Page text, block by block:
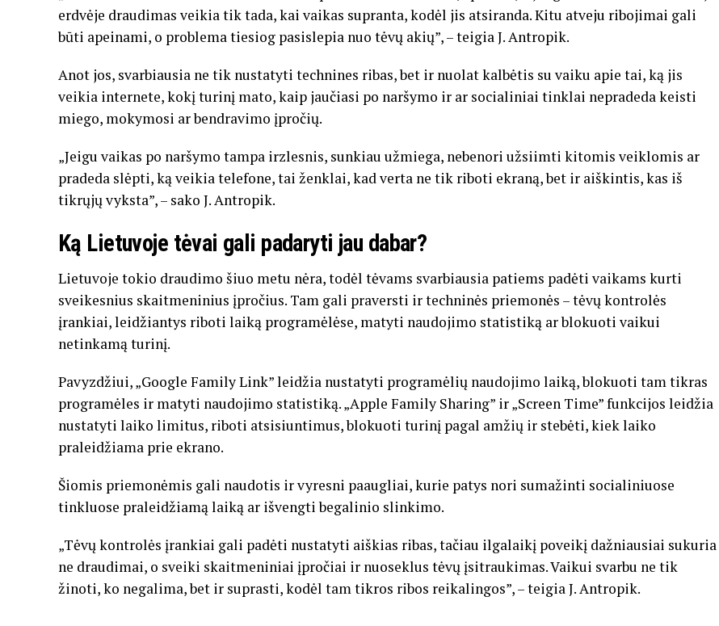
erdvėje draudimas veikia tik tada, kai vaikas supranta, kodėl jis atsiranda. Kitu atveju ribojimai gali
būti apeinami, o problema tiesiog pasislepia nuo tėvų akių”, – teigia J. Antropik.
Anot jos, svarbiausia ne tik nustatyti technines ribas, bet ir nuolat kalbėtis su vaiku apie tai, ką jis
veikia internete, kokį turinį mato, kaip jaučiasi po naršymo ir ar socialiniai tinklai nepradeda keisti
miego, mokymosi ar bendravimo įpročių.
„Jeigu vaikas po naršymo tampa irzlesnis, sunkiau užmiega, nebenori užsiimti kitomis veiklomis ar
pradeda slėpti, ką veikia telefone, tai ženklai, kad verta ne tik riboti ekraną, bet ir aiškintis, kas iš
tikrųjų vyksta”, – sako J. Antropik.
Ką Lietuvoje tėvai gali padaryti jau dabar?
Lietuvoje tokio draudimo šiuo metu nėra, todėl tėvams svarbiausia patiems padėti vaikams kurti
sveikesnius skaitmeninius įpročius. Tam gali praversti ir techninės priemonės – tėvų kontrolės
įrankiai, leidžiantys riboti laiką programėlėse, matyti naudojimo statistiką ar blokuoti vaikui
netinkamą turinį.
Pavyzdžiui, „Google Family Link” leidžia nustatyti programėlių naudojimo laiką, blokuoti tam tikras
programėles ir matyti naudojimo statistiką. „Apple Family Sharing” ir „Screen Time” funkcijos leidžia
nustatyti laiko limitus, riboti atsisiuntimus, blokuoti turinį pagal amžių ir stebėti, kiek laiko
praleidžiama prie ekrano.
Šiomis priemonėmis gali naudotis ir vyresni paaugliai, kurie patys nori sumažinti socialiniuose
tinkluose praleidžiamą laiką ar išvengti begalinio slinkimo.
„Tėvų kontrolės įrankiai gali padėti nustatyti aiškias ribas, tačiau ilgalaikį poveikį dažniausiai sukuria
ne draudimai, o sveiki skaitmeniniai įpročiai ir nuoseklus tėvų įsitraukimas. Vaikui svarbu ne tik
žinoti, ko negalima, bet ir suprasti, kodėl tam tikros ribos reikalingos”, – teigia J. Antropik.